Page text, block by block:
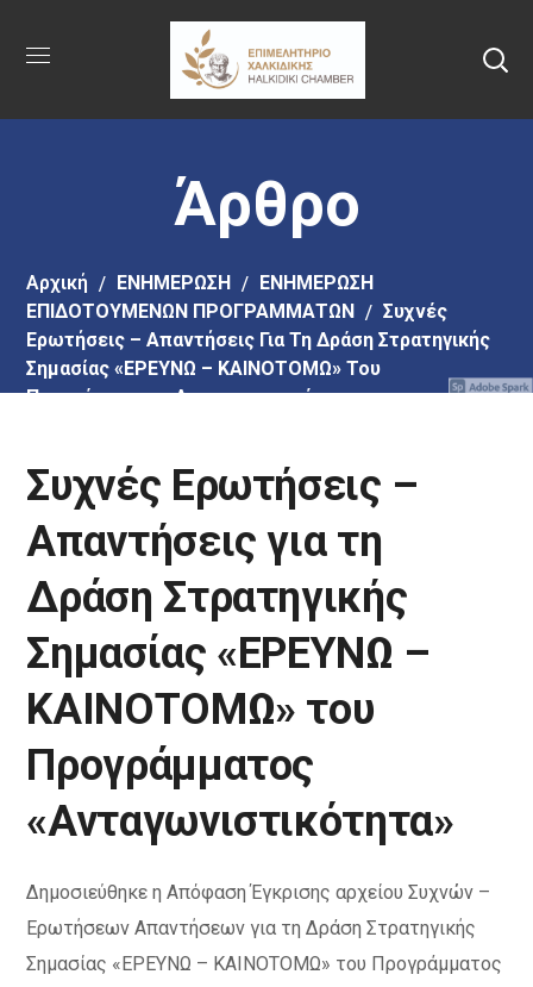
στο
περιεχόμενο
Άρθρο
Αρχική EΝΗΜΕΡΩΣΗ
ΕΝΗΜΕΡΩΣΗ
ΕΠΙΔΟΤΟΥΜΕΝΩΝ ΠΡΟΓΡΑΜΜΑΤΩΝ
Συχνές
Ερωτήσεις – Απαντήσεις Για Τη Δράση Στρατηγικής
Σημασίας «ΕΡΕΥΝΩ – ΚΑΙΝΟΤΟΜΩ» Του
Προγράμματος «Ανταγωνιστικότητα»
Συχνές Ερωτήσεις –
Απαντήσεις για τη
Δράση Στρατηγικής
Σημασίας «ΕΡΕΥΝΩ –
ΚΑΙΝΟΤΟΜΩ» του
Προγράμματος
«Ανταγωνιστικότητα»
Δημοσιεύθηκε η Απόφαση Έγκρισης αρχείου Συχνών –
Ερωτήσεων Απαντήσεων για τη Δράση Στρατηγικής
Σημασίας «ΕΡΕΥΝΩ – ΚΑΙΝΟΤΟΜΩ» του Προγράμματος